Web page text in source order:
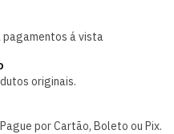
pagamentos á vista
originais.
por Cartão, Boleto ou Pix.